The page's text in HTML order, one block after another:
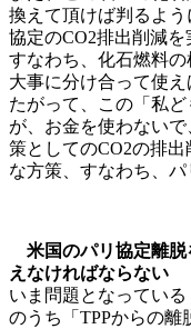
換えて頂けば判るよ
協定のCO2排出削減を
すなわち、化石燃料
大事に分け合って使
たがって、この「私
が、お金を使わない
策としてのCO2の排
な方策、すなわち、パ
米国のパリ協定離脱
えなければならない
いま問題となってい
のうち「TPPからの離